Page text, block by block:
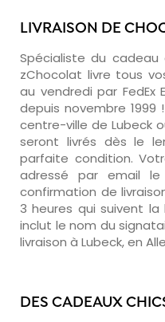
LIVRAISON DE
Spécialiste du cadeau
zChocolat livre tous
au vendredi par FedEx
depuis novembre 1999
centre-ville de Lubeck
seront livrés dès le
parfaite condition.
adressé par email
confirmation de
3 heures qui suivent
inclut le nom du
livraison à Lubeck, en
DES CADEAUX